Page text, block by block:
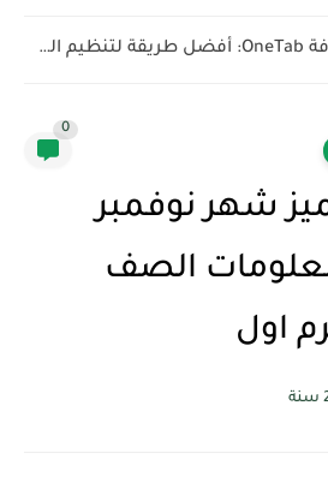
طريقة إضافة المراجع أسفل الصفحة في الوورد | شرح Footnote...
0
شهر نوفمبر
الصف